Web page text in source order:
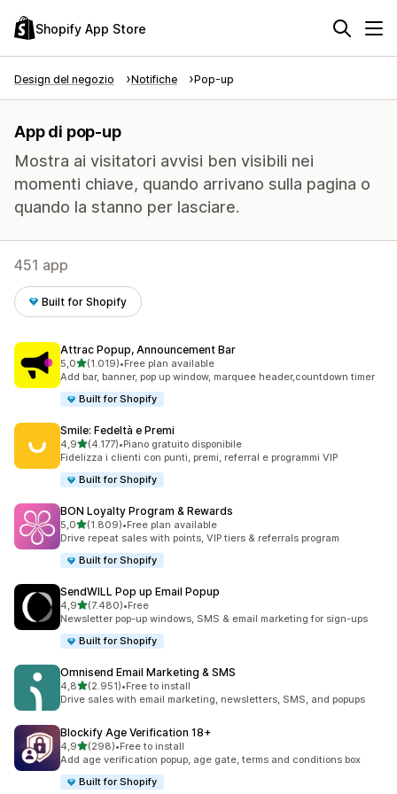
Shopify App Store
Design del negozio Notifiche Pop-up
App di pop-up
Mostra ai visitatori avvisi ben visibili nei
momenti chiave, quando arrivano sulla pagina o
quando la stanno per lasciare.
451 app
Built for Shopify
Attrac Popup, Announcement Bar
5,0stelle su 5
(1.019)
1019 recensioni totali
•Free plan available
Add bar, banner, pop up window, marquee header,countdown timer
Built for Shopify
Smile: Fedeltà e Premi
4,9stelle su 5
(4.177)
4177 recensioni totali
•Piano gratuito disponibile
Fidelizza i clienti con punti, premi, referral e programmi VIP
Built for Shopify
BON Loyalty Program & Rewards
5,0stelle su 5
(1.809)
1809 recensioni totali
•Free plan available
Drive repeat sales with points, VIP tiers & referrals program
Built for Shopify
SendWILL Pop up Email Popup
4,9stelle su 5
(7.480)
7480 recensioni totali
•Free
Newsletter pop-up windows, SMS & email marketing for sign-ups
Built for Shopify
Omnisend Email Marketing & SMS
4,8stelle su 5
(2.951)
2951 recensioni totali
•Free to install
Drive sales with email marketing, newsletters, SMS, and popups
Blockify Age Verification 18+
4,9stelle su 5
(298)
298 recensioni totali
•Free to install
Add age verification popup, age gate, terms and conditions box
Built for Shopify